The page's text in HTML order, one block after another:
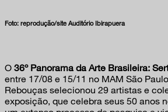
Foto: reprodução/site Auditório Ibirapuera
O 36º Panorama da Arte Brasileira:
entre 17/08 e 15/11 no MAM São
Rebouças selecionou 29 artistas e
exposição, que celebra seus 50 anos